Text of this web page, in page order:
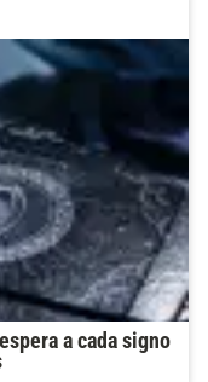
a cada signo